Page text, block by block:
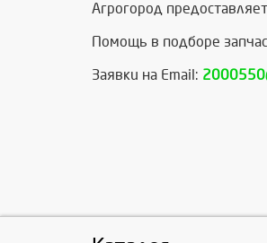
Агрогород
Помощь в подборе
Заявки на Email: